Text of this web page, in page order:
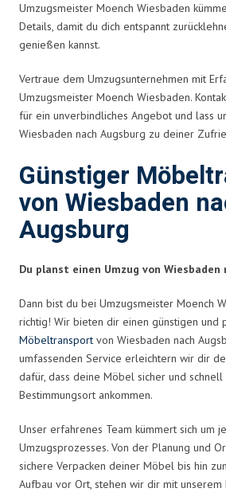
Umzugsmeister Moench Wiesbaden
Details, damit du dich entspannt
genießen kannst.
Vertraue dem Umzugsunternehmen mit
Umzugsmeister Moench Wiesbaden.
für ein unverbindliches Angebot und lass
Wiesbaden nach Augsburg zu deiner
Günstiger
von Wiesbaden
Augsburg
Du planst einen Umzug von Wiesbaden
Dann bist du bei Umzugsmeister Moench
richtig! Wir bieten dir einen günstigen und
Möbeltransport von Wiesbaden nach
umfassenden Service erleichtern wir dir
dafür, dass deine Möbel sicher und schnell
Bestimmungsort ankommen.
Unser erfahrenes Team kümmert sich um
Umzugsprozesses. Von der Planung und
sichere Verpacken deiner Möbel bis hin
Aufbau vor Ort, stehen wir dir mit unserem